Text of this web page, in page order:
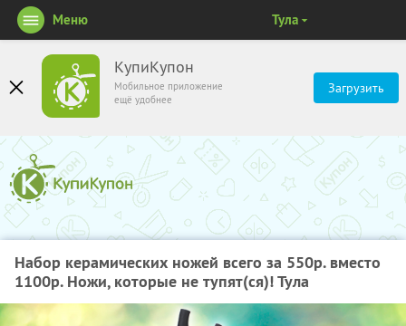
КупиКупон
Мобильное приложение
ещё удобнее
Загрузить
Меню Тула
Набор керамических ножей всего за 550р. вместо
1100р. Ножи, которые не тупят(ся)! Тула